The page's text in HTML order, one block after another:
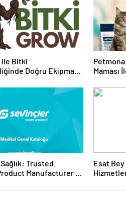
Bitki
Doğru Ekipman
Petmona
Maması
Trusted
Manufacturer in
Esat Bey